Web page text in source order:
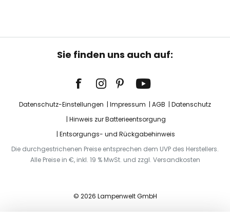
Sie finden uns auch auf:
Datenschutz-Einstellungen Impressum AGB
Datenschutz
Hinweis zur Batterieentsorgung
Entsorgungs- und Rückgabehinweis
Die durchgestrichenen Preise entsprechen dem UVP des Herstellers.
Alle Preise in €, inkl. 19 % MwSt. und zzgl. Versandkosten
© 2026 Lampenwelt GmbH